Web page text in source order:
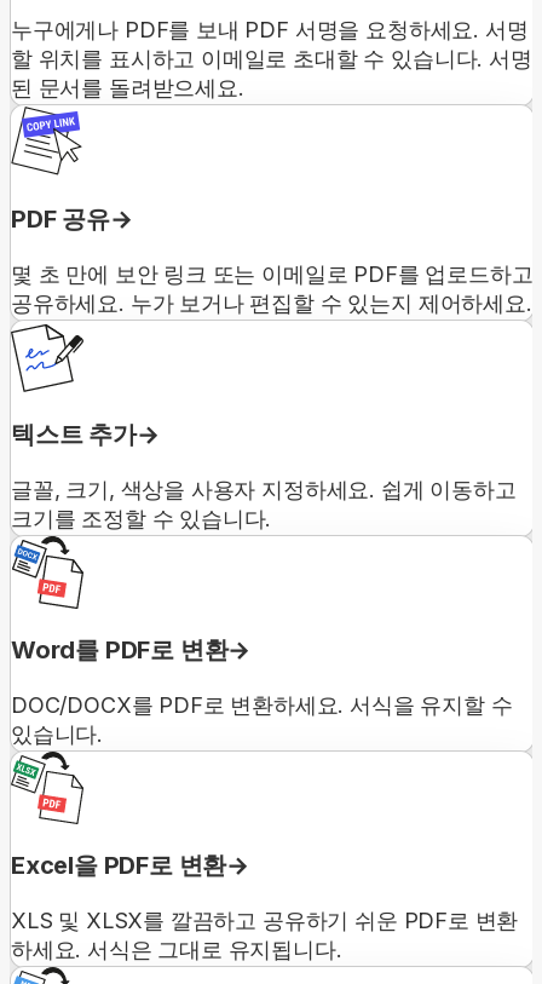
누구에게나 PDF를 보내 PDF 서명을 요청하세요. 서명
할 위치를 표시하고 이메일로 초대할 수 있습니다. 서명
된 문서를 돌려받으세요.
PDF 공유
몇 초 만에 보안 링크 또는 이메일로 PDF를 업로드하고
공유하세요. 누가 보거나 편집할 수 있는지 제어하세요.
텍스트 추가
글꼴, 크기, 색상을 사용자 지정하세요. 쉽게 이동하고
크기를 조정할 수 있습니다.
Word를 PDF로 변환
DOC/DOCX를 PDF로 변환하세요. 서식을 유지할 수
있습니다.
Excel을 PDF로 변환
XLS 및 XLSX를 깔끔하고 공유하기 쉬운 PDF로 변환
하세요. 서식은 그대로 유지됩니다.